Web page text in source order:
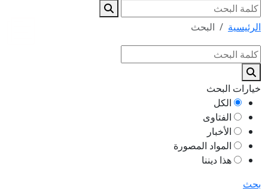
الرئيسية البحث
خيارات البحث
الكل
الفتاوى
الأخبار
المواد المصورة
هذا ديننا
بحث